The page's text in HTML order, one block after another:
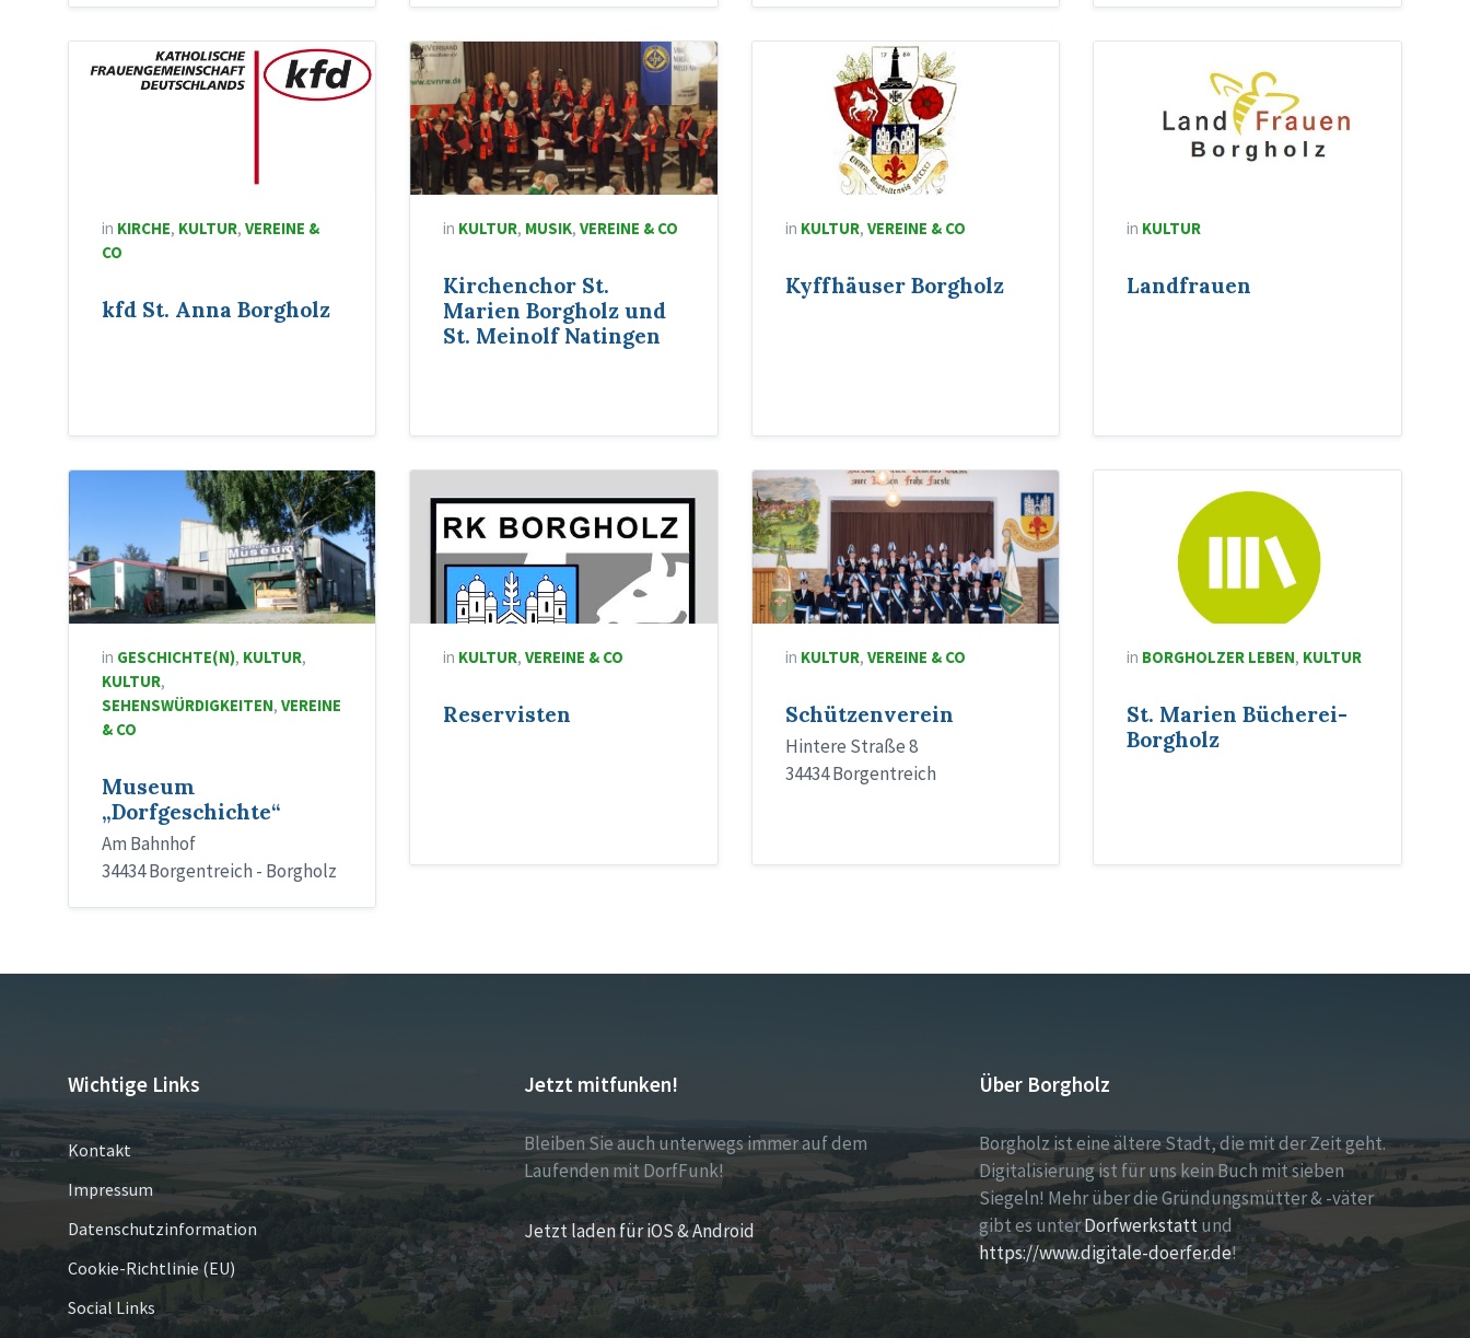
in KIRCHE, KULTUR, VEREINE &
CO
kfd St. Anna Borgholz
in KULTUR, MUSIK,VEREINE & CO
Kirchenchor St.
Marien Borgholz und
St. Meinolf Natingen
in KULTUR, VEREINE & CO
Kyffhäuser Borgholz
in KULTUR
Landfrauen
in GESCHICHTE(N), KULTUR,
KULTUR,
SEHENSWÜRDIGKEITEN, VEREINE
& CO
Museum
„Dorfgeschichte“
Am Bahnhof
34434 Borgentreich - Borgholz
in KULTUR,VEREINE & CO
Reservisten
in KULTUR, VEREINE & CO
Schützenverein
Hintere Straße 8
34434 Borgentreich
in BORGHOLZER LEBEN, KULTUR
St. Marien Bücherei-
Borgholz
Wichtige Links
Kontakt
Impressum
Datenschutzinformation
Cookie-Richtlinie (EU)
Social Links
Jetzt mitfunken!
Bleiben Sie auch unterwegs immer auf dem
Laufenden mit DorfFunk!
Jetzt laden für iOS & Android
Über Borgholz
Borgholz ist eine ältere Stadt, die mit der Zeit geht.
Digitalisierung ist für uns kein Buch mit sieben
Siegeln! Mehr über die Gründungsmütter & -väter
gibt es unterDorfwerkstattund
https://www.digitale-doerfer.de!